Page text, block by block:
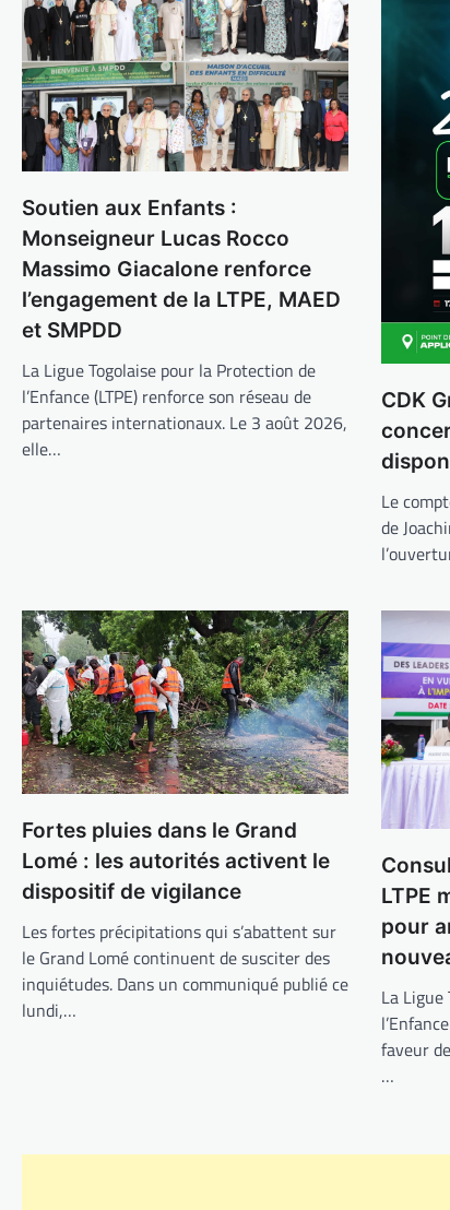
Soutien aux Enfants :
Monseigneur Lucas Rocco
Massimo Giacalone renforce
l’engagement de la LTPE, MAED
et SMPDD
La Ligue Togolaise pour la Protection de
l’Enfance (LTPE) renforce son réseau de
partenaires internationaux. Le 3 août 2026,
elle…
CDK
Le
de
Fortes pluies dans le Grand
Lomé : les autorités activent le
dispositif de vigilance
Les fortes précipitations qui s’abattent sur
le Grand Lomé continuent de susciter des
inquiétudes. Dans un communiqué publié ce
lundi,…
LTPE
pour
La
faveur
…